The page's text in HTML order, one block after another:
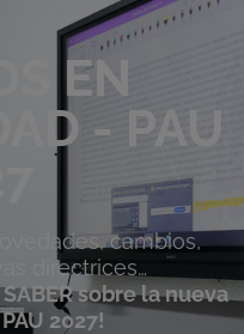
EN
- PAU
cambios,
directrices…
SABER sobre la nueva
2027!